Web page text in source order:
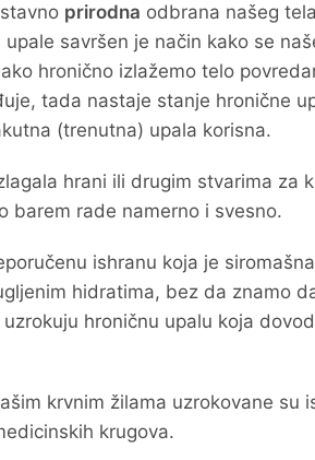
prirodna odbrana našeg
upale savršen je način kako se
hronično izlažemo telo
tada nastaje stanje hronične
(trenutna) upala korisna.
hrani ili drugim stvarima za
barem rade namerno i svesno.
ishranu koja je
hidratima, bez da znamo
hroničnu upalu koja
krvnim žilama uzrokovane su
krugova.